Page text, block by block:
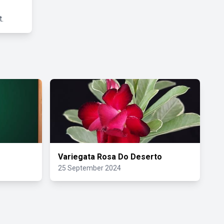
Variegata Rosa Do Deserto
25 September 2024